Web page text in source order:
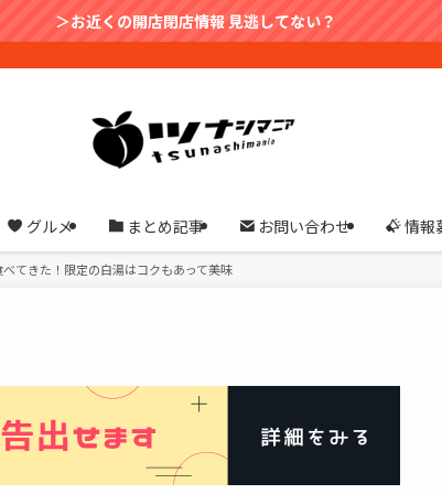
＞お近くの開店閉店情報 見逃してない？
グルメ まとめ記事 お問い合わせ 情報
てきた！限定の白湯はコクもあって美味